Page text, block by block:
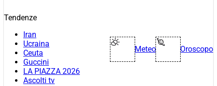
Tendenze
Iran
Ucraina
Ceuta
Guccini
LA PIAZZA 2026
Ascolti tv
Meteo Oroscopo